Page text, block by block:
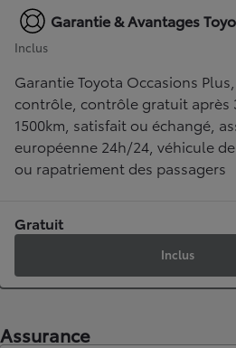
Garantie & Avantages
Inclus
Garantie Toyota Occasions
contrôle, contrôle gratuit après
1500km, satisfait ou échangé,
européenne 24h/24, véhicule
ou rapatriement des passagers
Gratuit
Inclus
Assurance